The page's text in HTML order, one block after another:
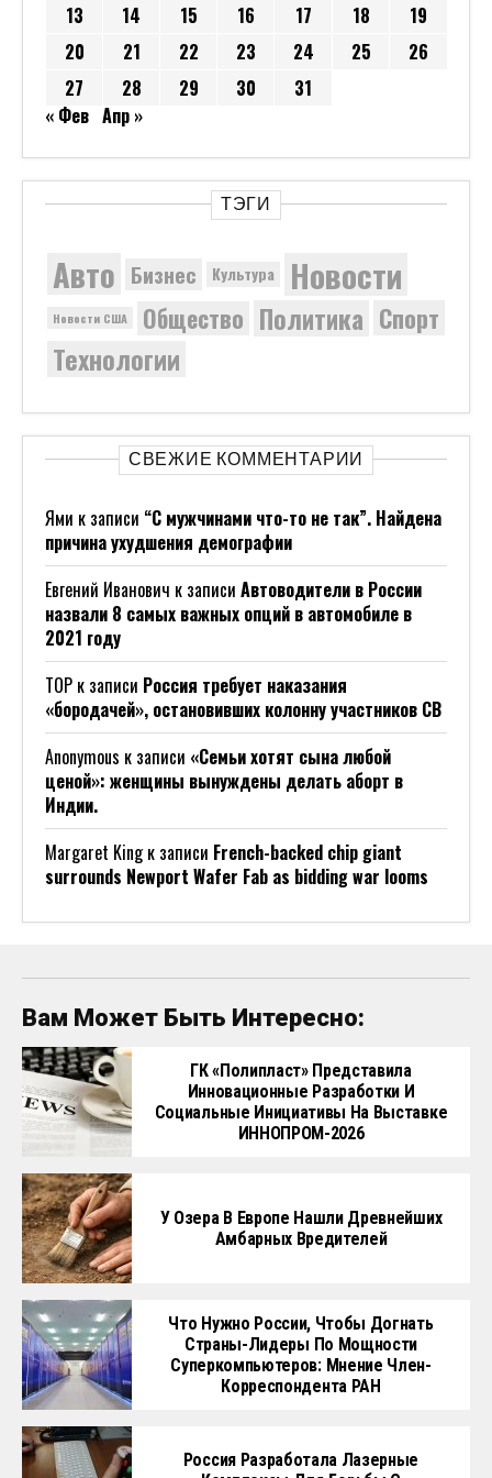
13
14 15 16 17 18
19
20
21 22 23 24 25
26
27
28 29 30
31
« Фев Апр »
ТЭГИ
Авто Бизнес Культура Новости
Новости США Общество Политика Спорт
Технологии
СВЕЖИЕ КОММЕНТАРИИ
Ями к записи “С мужчинами что-то не так”. Найдена
причина ухудшения демографии
Евгений Иванович к записи Автоводители в России
назвали 8 самых важных опций в автомобиле в
2021 году
ТОР к записи Россия требует наказания
«бородачей», остановивших колонну участников СВ
Anonymous к записи «Семьи хотят сына любой
ценой»: женщины вынуждены делать аборт в
Индии.
Margaret Kingк записи French-backed chip giant
surrounds Newport Wafer Fab as bidding war looms
Вам Может Быть Интересно:
ГК «Полипласт» Представила
Инновационные Разработки И
Социальные Инициативы На Выставке
ИННОПРОМ-2026
У Озера В Европе Нашли Древнейших
Амбарных Вредителей
Что Нужно России, Чтобы Догнать
Страны-Лидеры По Мощности
Суперкомпьютеров: Мнение Член-
Корреспондента РАН
Россия Разработала Лазерные